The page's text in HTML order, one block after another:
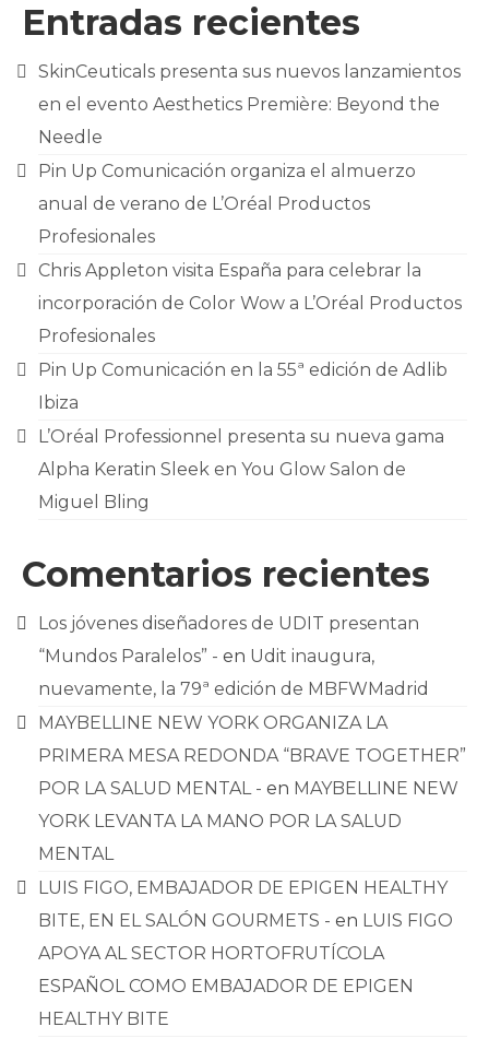
Entradas recientes
SkinCeuticals presenta sus nuevos lanzamientos
en el evento Aesthetics Première: Beyond the
Needle
Pin Up Comunicación organiza el almuerzo
anual de verano de L’Oréal Productos
Profesionales
Chris Appleton visita España para celebrar la
incorporación de Color Wow a L’Oréal Productos
Profesionales
Pin Up Comunicación en la 55ª edición de Adlib
Ibiza
L’Oréal Professionnel presenta su nueva gama
Alpha Keratin Sleek en You Glow Salon de
Miguel Bling
Comentarios recientes
Los jóvenes diseñadores de UDIT presentan
“Mundos Paralelos” - en Udit inaugura,
nuevamente, la 79ª edición de MBFWMadrid
MAYBELLINE NEW YORK ORGANIZA LA
PRIMERA MESA REDONDA “BRAVE TOGETHER”
POR LA SALUD MENTAL - en MAYBELLINE NEW
YORK LEVANTA LA MANO POR LA SALUD
MENTAL
LUIS FIGO, EMBAJADOR DE EPIGEN HEALTHY
BITE, EN EL SALÓN GOURMETS - en LUIS FIGO
APOYA AL SECTOR HORTOFRUTÍCOLA
ESPAÑOL COMO EMBAJADOR DE EPIGEN
HEALTHY BITE